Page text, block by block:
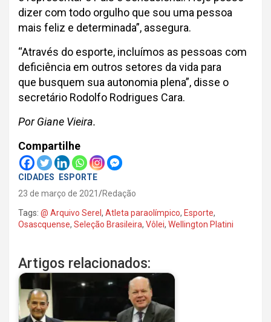
dizer com todo orgulho que sou uma pessoa
mais feliz e determinada”, assegura.
“Através do esporte, incluímos as pessoas com
deficiência em outros setores da vida para
que busquem sua autonomia plena”, disse o
secretário Rodolfo Rodrigues Cara.
Por Giane Vieira.
Compartilhe
CIDADES
ESPORTE
23 de março de 2021
Redação
Tags: @ Arquivo Serel , Atleta paraolímpico, Esporte,
Osascquense, Seleção Brasileira, Vôlei, Wellington Platini
Artigos relacionados: